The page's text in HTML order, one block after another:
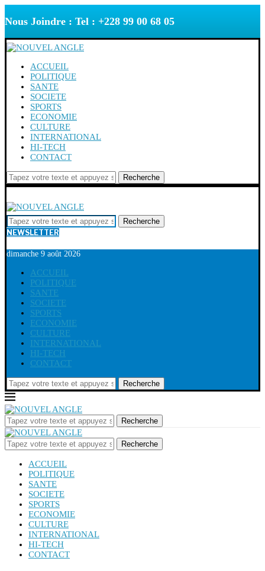
Nous Joindre : Tel : +228 99 00 68 05
ACCUEIL
POLITIQUE
SANTE
SOCIETE
SPORTS
ECONOMIE
CULTURE
INTERNATIONAL
HI-TECH
CONTACT
Recherche
Recherche
NEWSLETTER
dimanche 9 août 2026
ACCUEIL
POLITIQUE
SANTE
SOCIETE
SPORTS
ECONOMIE
CULTURE
INTERNATIONAL
HI-TECH
CONTACT
Recherche
Recherche
Recherche
ACCUEIL
POLITIQUE
SANTE
SOCIETE
SPORTS
ECONOMIE
CULTURE
INTERNATIONAL
HI-TECH
CONTACT